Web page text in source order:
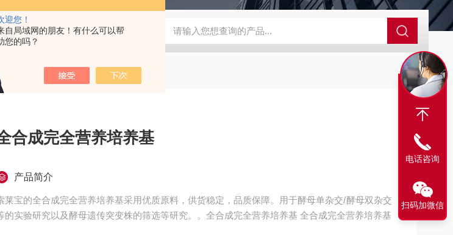
迎您！
自局域网的朋友！有什么可以帮
您的吗？
三色染色试剂盒 X8200二甲酚橙 63721-83-5 SALK0012SolarFluor680抗体标记试剂盒 G1064
合成完全营养培养基
产品简介
莱宝的全合成完全营养培养基采用优质原料，供货稳定，品质保障。用于酵母单杂交/酵母双杂交
的实验研究以及酵母遗传突变株的筛选等研究。。全合成完全营养培养基 全合成完全营养培养基
电话咨询
扫码加微信